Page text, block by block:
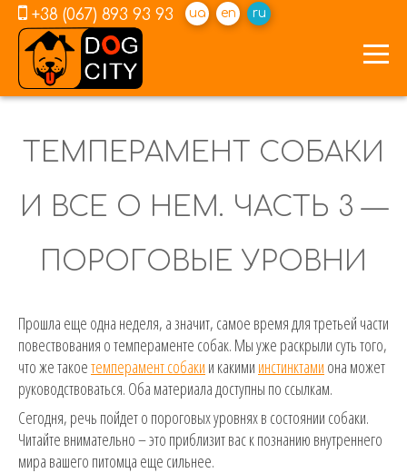
+38 (067) 893 93 93 ua en ru
ТЕМПЕРАМЕНТ СОБАКИ
И ВСЕ О НЕМ. ЧАСТЬ 3 —
ПОРОГОВЫЕ УРОВНИ
Прошла еще одна неделя, а значит, самое время для третьей части
повествования о темпераменте собак. Мы уже раскрыли суть того,
что же такоетемперамент собаки и какими инстинктами она может
руководствоваться. Оба материала доступны по ссылкам.
Сегодня, речь пойдет о пороговых уровнях в состоянии собаки.
Читайте внимательно – это приблизит вас к познанию внутреннего
мира вашего питомца еще сильнее.